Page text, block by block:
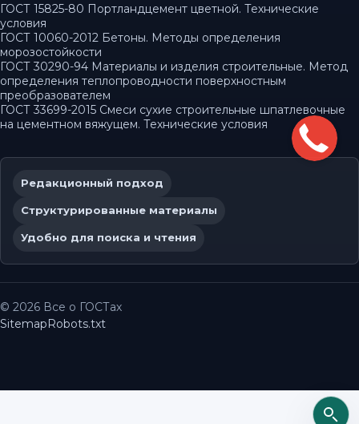
ГОСТ 15825-80 Портландцемент цветной. Технические
условия
ГОСТ 10060-2012 Бетоны. Методы определения
морозостойкости
ГОСТ 30290-94 Материалы и изделия строительные. Метод
определения теплопроводности поверхностным
преобразователем
ГОСТ 33699-2015 Смеси сухие строительные шпатлевочные
на цементном вяжущем. Технические условия
Редакционный подход
Структурированные материалы
Удобно для поиска и чтения
© 2026 Все о ГОСТах
SitemapRobots.txt